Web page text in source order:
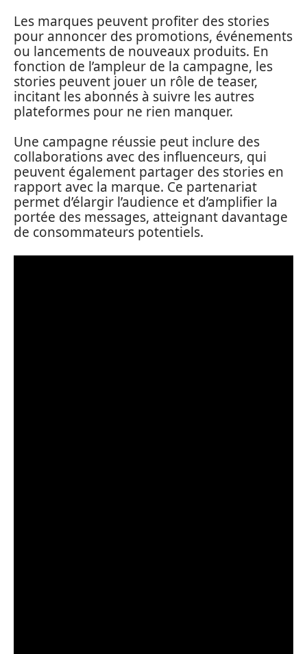
Les marques peuvent profiter des stories
pour annoncer des promotions, événements
ou lancements de nouveaux produits. En
fonction de l’ampleur de la campagne, les
stories peuvent jouer un rôle de teaser,
incitant les abonnés à suivre les autres
plateformes pour ne rien manquer.
Une campagne réussie peut inclure des
collaborations avec des influenceurs, qui
peuvent également partager des stories en
rapport avec la marque. Ce partenariat
permet d’élargir l’audience et d’amplifier la
portée des messages, atteignant davantage
de consommateurs potentiels.